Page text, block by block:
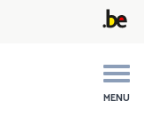
MENU